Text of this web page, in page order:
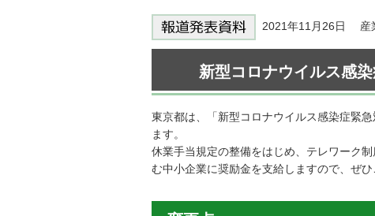
2021年11月26日 産
新型コロナウイルス感
東京都は、「新型コロナウイルス感染症緊
ます。
休業手当規定の整備をはじめ、テレワーク
む中小企業に奨励金を支給しますので、ぜひ